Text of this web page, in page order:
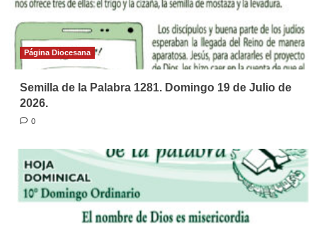
Página Diocesana
Semilla de la Palabra 1281. Domingo 19 de Julio de
2026.
0